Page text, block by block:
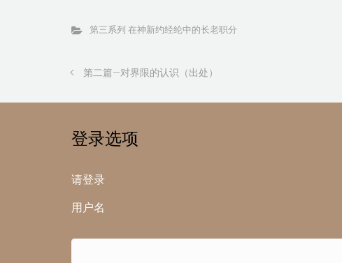
第三系列 在神新约经纶中的长老职分
第二篇—对界限的认识（出处）
登录选项
请登录
用户名